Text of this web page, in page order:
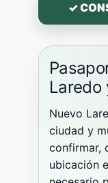
✓
Laredo
Nuevo
ciudad y
confirmar,
ubicación